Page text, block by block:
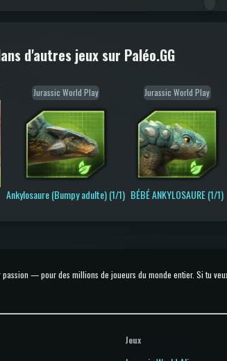
d'autres jeux sur Paléo.GG
Jurassic World Play
Ankylosaure (Bumpy adulte) (1/1)
Jurassic World Play
BÉBÉ ANKYLOSAURE (1/1)
— pour des millions de joueurs du monde entier. Si tu
Jeux